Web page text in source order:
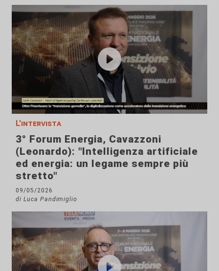
L'intervista
3° Forum Energia, Cavazzoni
(Leonardo): "Intelligenza artificiale
ed energia: un legame sempre più
stretto"
09/05/2026
di Luca Pandimiglio